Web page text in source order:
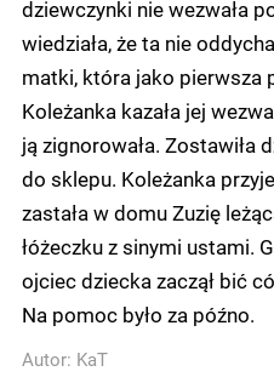
dziewczynki nie wezwała
wiedziała, że ta nie
matki, która jako pierwsza
Koleżanka kazała jej
ją zignorowała. Zostawiła
do sklepu. Koleżanka
zastała w domu Zuzię
łóżeczku z sinymi ustami.
ojciec dziecka zaczął bić
Na pomoc było za późno.
Autor: KaT